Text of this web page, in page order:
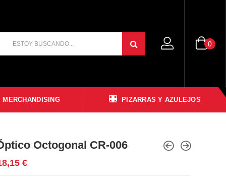
0
MERCHANDISING PIZARRAS Y AZULEJOS
Octogonal CR-006
€Rango
de